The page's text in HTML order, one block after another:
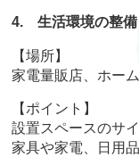
4. 生活環境の整備
【場所】
家電量販店、ホー
【ポイント】
設置スペースのサ
家具や家電、日用